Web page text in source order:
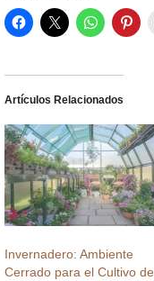
Artículos Relacionados
Invernadero: Ambiente
Cerrado para el Cultivo de